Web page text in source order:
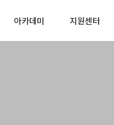
아카데미 지원센터